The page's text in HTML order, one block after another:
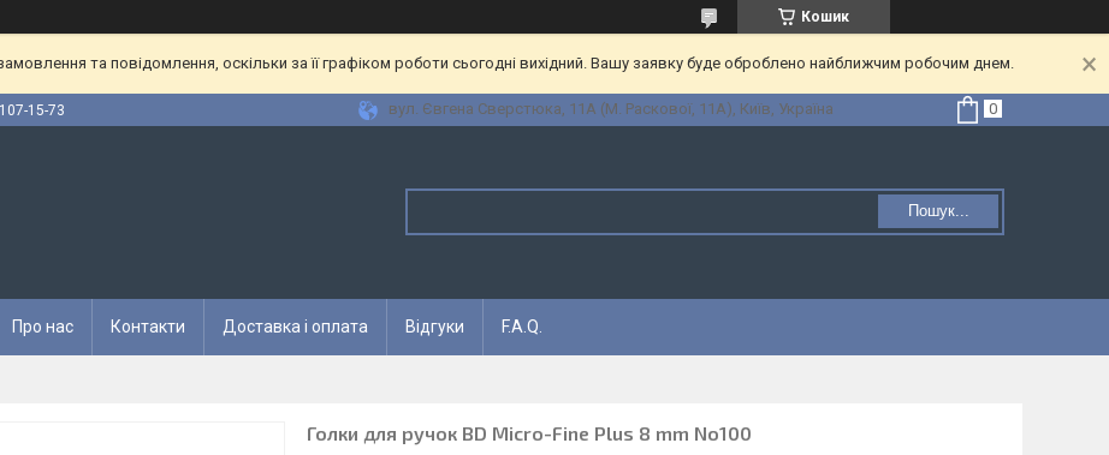
Кошик
та повідомлення, оскільки за її графіком роботи сьогодні вихідний. Вашу заявку буде оброблено найближчим робочим днем.
15-73 вул. Євгена Сверстюка, 11А (М. Раскової, 11А), Київ, Україна
Пошук...
Про нас Контакти Доставка і оплата Відгуки F.A.Q.
Голки для ручок BD Micro-Fine Plus 8 mm No100